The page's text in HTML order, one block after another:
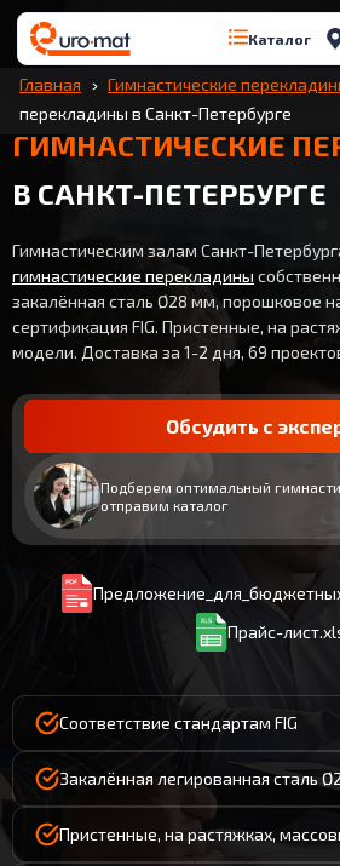
Каталог
Главная Гимнастические
перекладины в Санкт-Петербурге
ГИМНАСТИЧЕСКИЕ
В САНКТ-ПЕТЕРБУРГЕ
Гимнастическим залам Санкт-
гимнастические перекладины
закалённая сталь Ø28 мм, порошковое
сертификация FIG. Пристенные, на
модели. Доставка за 1-2 дня, 69
Обсудить с
Подберем оптимальный
отправим каталог
Прайс-
Соответствие стандартам FIG
Закалённая легированная сталь
Пристенные, на растяжках,